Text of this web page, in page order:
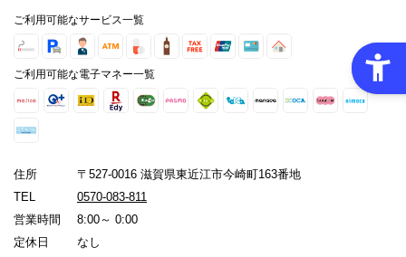
ご利用可能なサービス一覧
ご利用可能な電子マネー一覧
住所
〒527-0016 滋賀県東近江市今崎町163番地
TEL
0570-083-811
営業時間
8:00～ 0:00
定休日
なし